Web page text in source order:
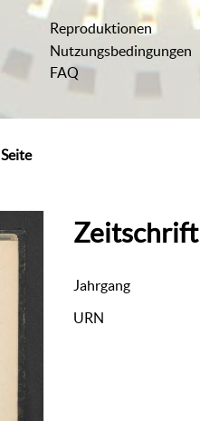
Reproduktionen
Nutzungsbedingungen
FAQ
Seite
Zeitschrift
Jahrgang
URN